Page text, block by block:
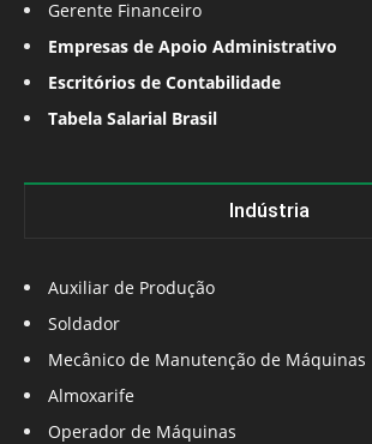
Gerente Financeiro
Empresas de Apoio Administrativo
Escritórios de Contabilidade
Tabela Salarial Brasil
Indústria
Auxiliar de Produção
Soldador
Mecânico de Manutenção de Máquinas
Almoxarife
Operador de Máquinas